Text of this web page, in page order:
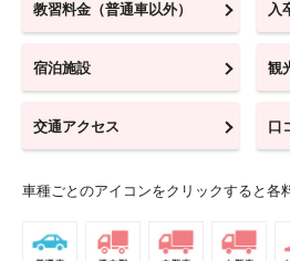
教習料金（普通車以外） 入
宿泊施設 観
交通アクセス 口
車種ごとのアイコンをクリックすると各